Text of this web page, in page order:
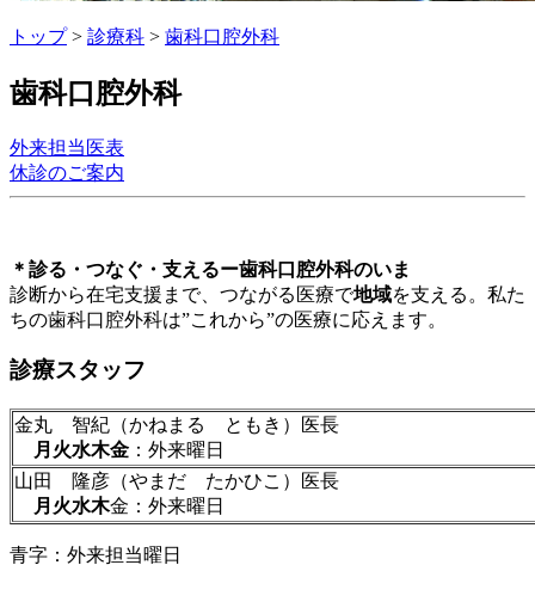
トップ> 診療科 > 歯科口腔外科
歯科口腔外科
外来担当医表
休診のご案内
＊診る・つなぐ・支えるー歯科口腔外科のいま
診断から在宅支援まで、つながる医療で地域を支える。私た
ちの歯科口腔外科は”これから”の医療に応えます。
診療スタッフ
金丸 智紀（かねまる ともき）医長
月火水木金 ：外来曜日
山田 隆彦（やまだ たかひこ）医長
月火水木金：外来曜日
青字 ：外来担当曜日